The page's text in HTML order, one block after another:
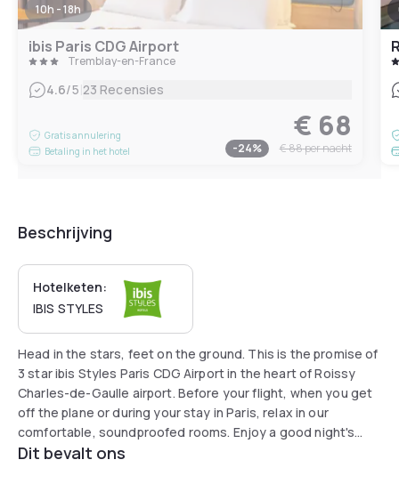
10h - 18h
ibis Paris CDG Airport
Tremblay-en-France
4.6/5 23 Recensies
Gratis annulering
Betaling in het hotel
€ 68
-24% € 88per nacht
Beschrijving
Hotelketen:
IBIS STYLES
Head in the stars, feet on the ground. This is the promise of
3 star ibis Styles Paris CDG Airport in the heart of Roissy
Charles-de-Gaulle airport. Before your flight, when you get
off the plane or during your stay in Paris, relax in our
comfortable, soundproofed rooms. Enjoy a good night's
sleep in our family rooms with space-themed decor. 5
Dit bevalt ons